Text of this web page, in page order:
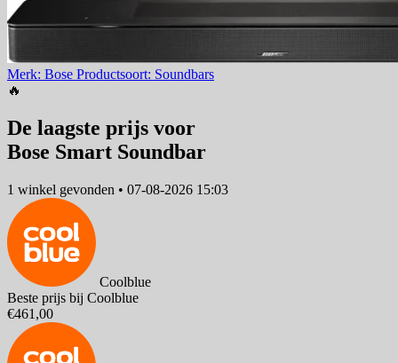
Merk: Bose Productsoort: Soundbars
🔥
De laagste prijs voor
Bose Smart Soundbar
1 winkel gevonden • 07-08-2026 15:03
Coolblue
Beste prijs bij Coolblue
€461,00